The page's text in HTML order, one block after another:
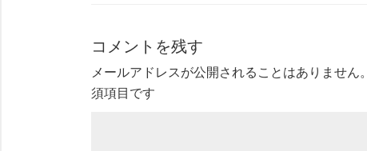
コメントを残す
メールアドレスが公開されることはありません。
須項目です